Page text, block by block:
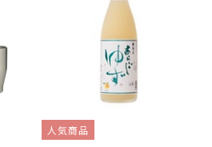
人気商品